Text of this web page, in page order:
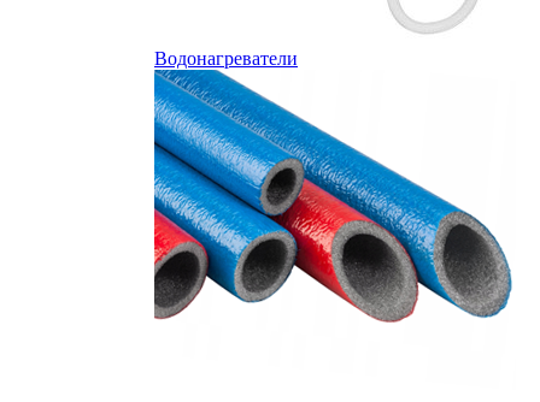
Водонагреватели